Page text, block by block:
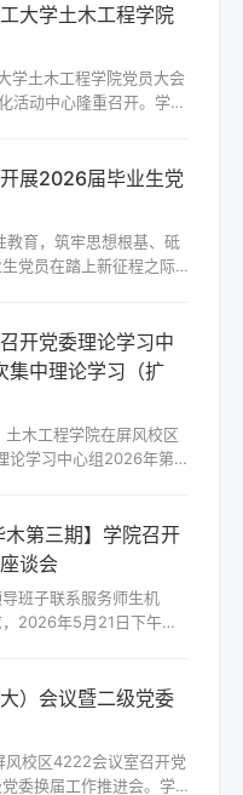
工作落实等重点领域，
作。本次专项督查坚持
，采取查阅资料、列席
的方式进行。督查组重点
项是否严格履行集体决策
大学土木工程学院
学土木工程学院党员大会
活动中心隆重召开。学校
会议。开幕会由学院党委
。 黎贞崇代表学校党委
。他指出，自上次党员
坚持以习近平新时代中
导，深入贯彻落实习近
开展2026届毕业生党
教育，筑牢思想根基、砥
党员在踏上新征程之际
届全体毕业生党员，开展
围绕毕业生离校成长与
想信念、涵养优良作
初心担当四个方面展
成长规律，提出四点期
...
开党委理论学习中
集中理论学习（扩
木工程学院在屏风校区
论学习中心组2026年第
时主持会议，学院党委理
议，院长助理、各党支
学院党委理论学习中心
书记在加强基础研究座
习近平总书记重要文章
木第三期】学院召开
谈会
班子联系服务师生机
2026年5月21日下午，
员、建筑学教研室专业
中，建筑学专业教师紧
长需求，围绕课程教学
容深入交流，既坦诚面
）会议暨二级党委
风校区4222会议室召开党
委换届工作推进会。学